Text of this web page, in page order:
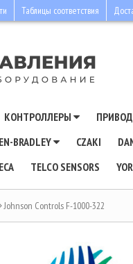
Таблицы соответствия
КОНТРОЛЛЕРЫ
BRADLEY CZAKI
TELCO SENSORS
Johnson Controls F-1000-322